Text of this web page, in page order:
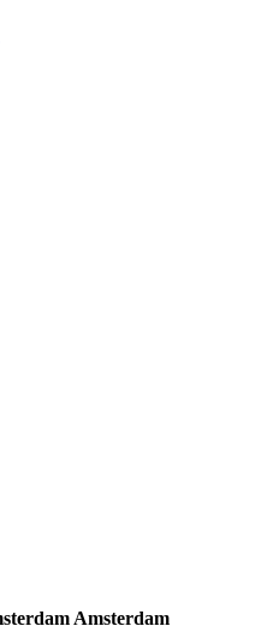
Amsterdam